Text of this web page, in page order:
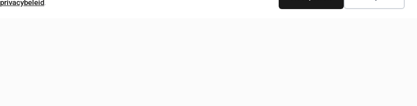
privacybeleid.